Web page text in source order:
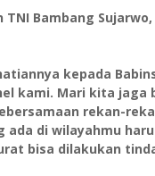
TNI Bambang
kepada
kami. Mari kita jaga
rekan-
ada di wilayahmu
bisa dilakukan